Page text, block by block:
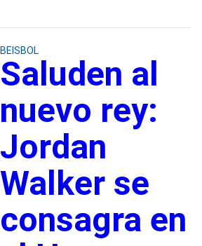
BEISBOL
Saluden al
nuevo rey:
Jordan
Walker se
consagra en